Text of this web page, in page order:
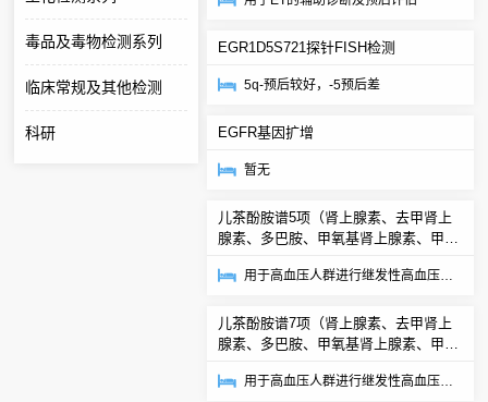
毒品及毒物检测系列
临床常规及其他检测
科研
EGR1D5S721探针FISH检测
5q-预后较好，-5预后差
EGFR基因扩增
暂无
儿茶酚胺谱5项（肾上腺素、去甲肾上
腺素、多巴胺、甲氧基肾上腺素、甲氧
用于高血压人群进行继发性高血压的
的诊断，可用于...
儿茶酚胺谱7项（肾上腺素、去甲肾上
腺素、多巴胺、甲氧基肾上腺素、甲氧
酸）用于高血压人群进行继发性高血压的